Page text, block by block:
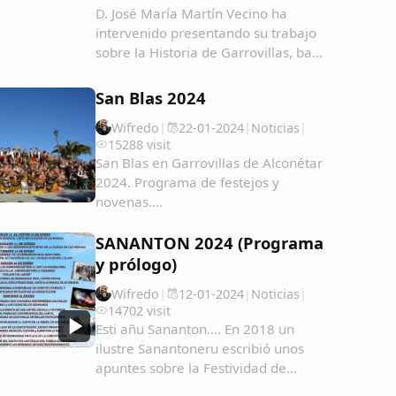
D. José María Martín Vecino ha
intervenido presentando su trabajo
sobre la Historia de Garrovillas, bajo
Filipinas, una aproximación
cartográfica" Garrovillanos-en-
AmeÃ&#140;&#129;rica-y-Filipinas-
una...
San Blas 2024
Wifredo | 22-01-2024| Noticias |
15288 visit
San Blas en Garrovillas de Alconétar
2024. Programa de festejos y
novenas....
SANANTON 2024 (Programa
y prólogo)
Wifredo | 12-01-2024| Noticias |
14702 visit
Esti añu Sananton.... En 2018 un
ilustre Sanantoneru escribió unos
apuntes sobre la Festividad de